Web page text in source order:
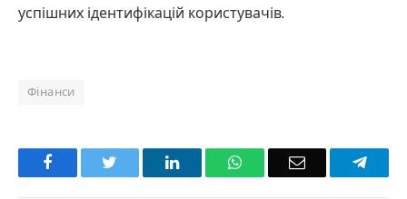
успішних ідентифікацій користувачів.
Фінанси
Facebook LinkedInWhatsAppEmail